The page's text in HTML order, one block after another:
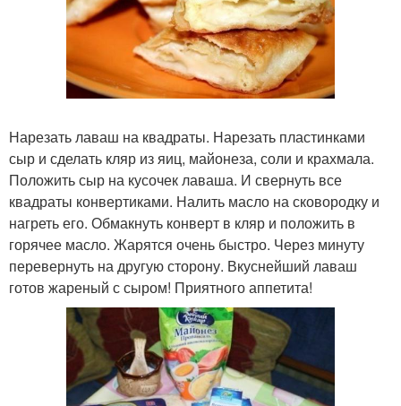
Нарезать лаваш на квадраты. Нарезать пластинками
сыр и сделать кляр из яиц, майонеза, соли и крахмала.
Положить сыр на кусочек лаваша. И свернуть все
квадраты конвертиками. Налить масло на сковородку и
нагреть его. Обмакнуть конверт в кляр и положить в
горячее масло. Жарятся очень быстро. Через минуту
перевернуть на другую сторону. Вкуснейший лаваш
готов жареный с сыром! Приятного аппетита!